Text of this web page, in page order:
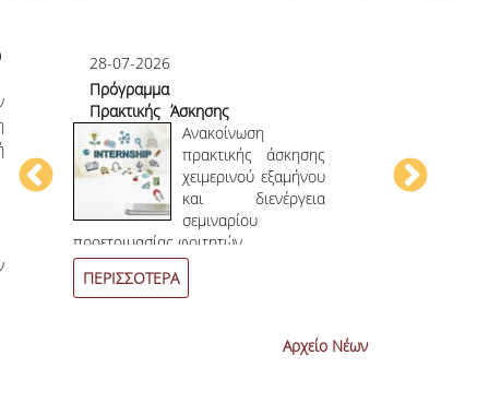
28-07-2026
Πρόγραμμα
Πρακτικής Άσκησης
Χειμερινού
Εξαμήνου 2026-
2027
Ανακοίνωση
πρακτικής άσκησης
χειμερινού εξαμήνου
και διενέργεια
σεμιναρίου
προετοιμασίας φοιτητών.
ΠΕΡΙΣΣΟΤΕΡΑ
Αρχείο Νέων